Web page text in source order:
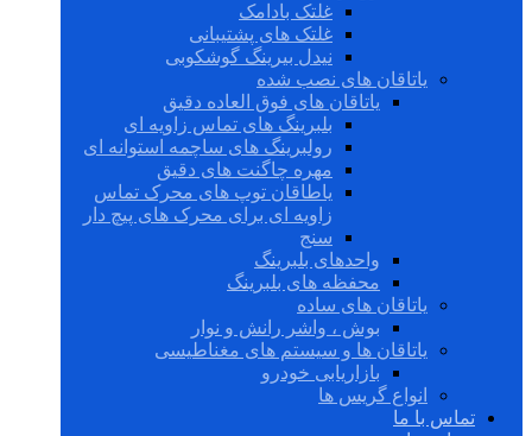
غلتک بادامک
غلتک های پشتیبانی
نیدل بیرینگ گوشکوبی
یاتاقان های نصب شده
یاتاقان های فوق العاده دقیق
بلبرینگ های تماس زاویه ای
رولبرینگ های ساچمه استوانه ای
مهره چاگنت های دقیق
یاطاقان توپ های محرک تماس
زاویه ای برای محرک های پیچ دار
سنج
واحدهای بلبرینگ
محفظه های بلبرینگ
یاتاقان های ساده
بوش ، واشر رانش و نوار
یاتاقان ها و سیستم های مغناطیسی
بازاریابی خودرو
انواع گریس ها
تماس با ما